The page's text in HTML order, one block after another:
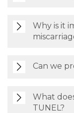
Why is it
Can we
What
TUNEL?